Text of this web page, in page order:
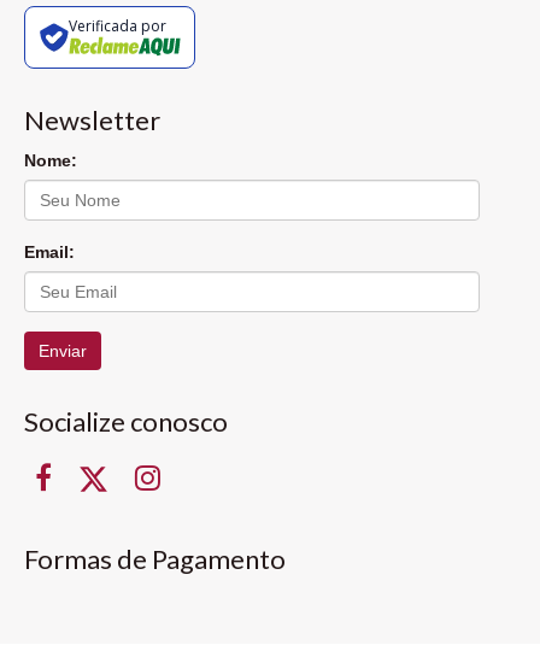
Verificada por
Newsletter
Nome:
Email:
Enviar
Socialize conosco
Formas de Pagamento